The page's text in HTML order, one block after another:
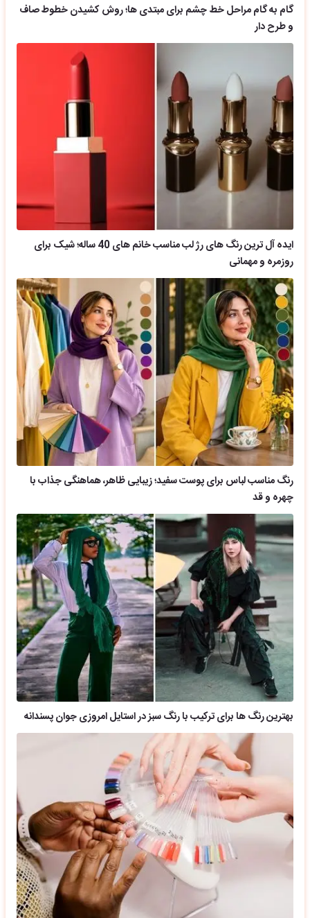
گام به گام مراحل خط چشم برای مبتدی ها؛ روش کشیدن خطوط صاف
و طرح دار
ایده آل ترین رنگ های رژ لب مناسب خانم های 40 ساله؛ شیک برای
روزمره و مهمانی
رنگ مناسب لباس برای پوست سفید؛ زیبایی ظاهر، هماهنگی جذاب با
چهره و قد
بهترین رنگ ها برای ترکیب با رنگ سبز در استایل امروزی جوان پسندانه